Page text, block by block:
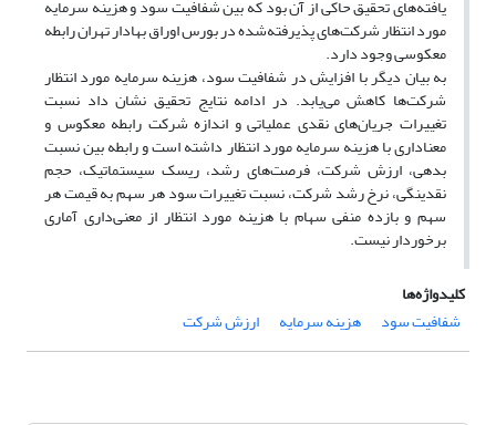
یافته‌های تحقیق حاکی از آن بود که بین شفافیت سود و هزینه سرمایه
مورد انتظار شرکت‌های پذیرفته‌شده در بورس اوراق بهادار تهران رابطه
معکوسی وجود دارد.
به بیان دیگر با افزایش در شفافیت سود، هزینه سرمایه مورد انتظار
شرکت‌ها کاهش می‌یابد. در ادامه نتایج تحقیق نشان داد نسبت
تغییرات جریان‌های نقدی عملیاتی و اندازه شرکت رابطه معکوس و
معناداری با هزینه سرمایه مورد انتظار داشته است و رابطه بین نسبت
بدهی، ارزش شرکت، فرصت‌های رشد، ریسک سیستماتیک، حجم
نقدینگی، نرخ رشد شرکت، نسبت تغییرات سود هر سهم به قیمت هر
سهم و بازده منفی سهام با هزینه مورد انتظار از معنی‌داری آماری
برخوردار نیست.
کلیدواژه‌ها
شفافیت سود
هزینه سرمایه ارزش شرکت